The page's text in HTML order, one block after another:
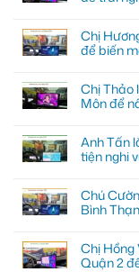
Chị
để biến
Chị Thảo
Môn để
Anh Tấn
tiện nghi
Chú
Bình
Chị Hồng
Quận 2